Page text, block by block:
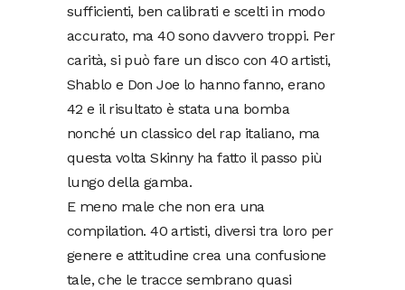
sufficienti, ben calibrati e scelti in modo
accurato, ma 40 sono davvero troppi. Per
carità, si può fare un disco con 40 artisti,
Shablo e Don Joe lo hanno fanno, erano
42 e il risultato è stata una bomba
nonché un classico del rap italiano, ma
questa volta Skinny ha fatto il passo più
lungo della gamba.
E meno male che non era una
compilation. 40 artisti, diversi tra loro per
genere e attitudine crea una confusione
tale, che le tracce sembrano quasi